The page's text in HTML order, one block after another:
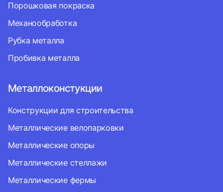
Порошковая покраска
Механообработка
Рубка металла
Пробивка металла
Металлоконстукции
Конструкции для строительства
Металлические велопарковки
Металлические опоры
Металлические стеллажи
Металлические фермы